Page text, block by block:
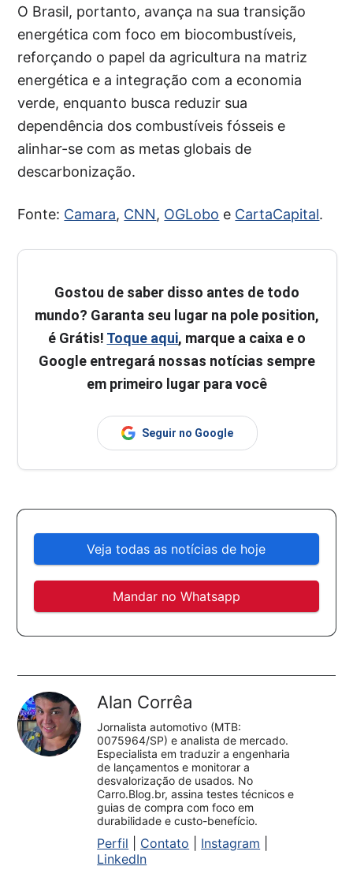
O Brasil, portanto, avança na sua transição
energética com foco em biocombustíveis,
reforçando o papel da agricultura na matriz
energética e a integração com a economia
verde, enquanto busca reduzir sua
dependência dos combustíveis fósseis e
alinhar-se com as metas globais de
descarbonização.
Fonte: Camara, CNN, OGLobo e CartaCapital.
Gostou de saber disso antes de todo
mundo? Garanta seu lugar na pole position,
é Grátis! Toque aqui, marque a caixa e o
Google entregará nossas notícias sempre
em primeiro lugar para você
Seguir no Google
Veja todas as notícias de hoje
Mandar no Whatsapp
Alan Corrêa
Jornalista automotivo (MTB:
0075964/SP) e analista de mercado.
Especialista em traduzir a engenharia
de lançamentos e monitorar a
desvalorização de usados. No
Carro.Blog.br, assina testes técnicos e
guias de compra com foco em
durabilidade e custo-benefício.
Perfil Contato Instagram
LinkedIn